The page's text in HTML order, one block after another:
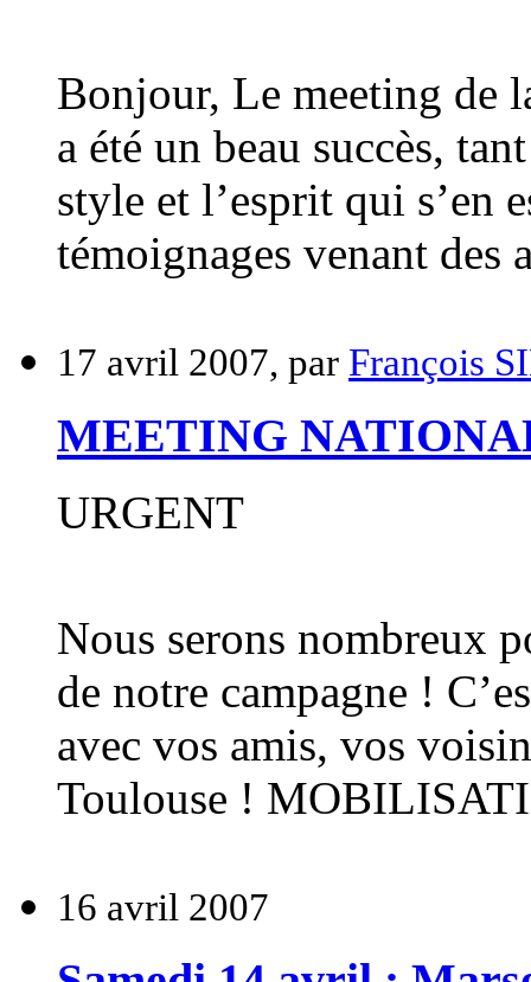
Bonjour, Le meeting de
a été un beau succès,
style et l’esprit qui s’en
témoignages venant des
17 avril 2007, par François
MEETING
URGENT
Nous serons nombreux
de notre campagne !
avec vos amis, vos
Toulouse !
16 avril 2007